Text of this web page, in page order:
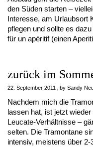
den Süden starten –
Interesse, am Urlaubsort
pflegen und sollte es
für un apéritif (einen
zurück im
22. September 2011 by Sandy
Nachdem mich die
lassen hat, ist jetzt
Leucate-Verhältnisse –
selten. Die Tramontane
intensiv, meistens über